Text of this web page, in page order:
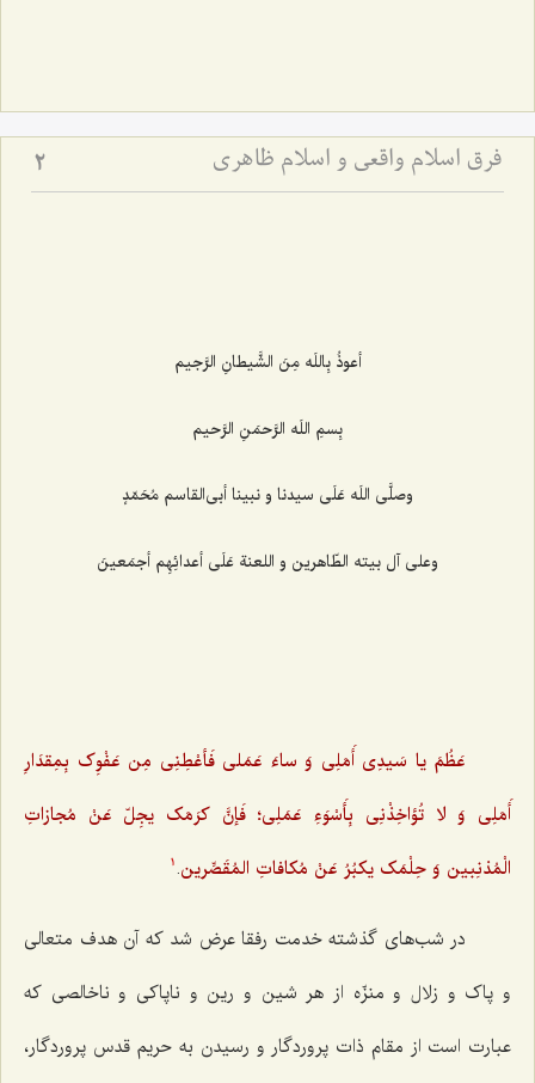
فرق اسلام واقعی و اسلام ظاهری 2
أعوذُ بِاللَه مِنَ الشَّیطانِ الرَّجیم‌
بِسمِ اللَه الرَّحمَنِ الرَّحیم‌
وصلَّى اللَه عَلَى سیدنا و نبینا أبى‌القاسم مُحَمّدٍ
وعلى آل بیته الطّاهرین و اللعنة عَلَى أعدائِهِم أجمَعینَ‌
عَظُمَ یا سَیدِى أَمَلِى وَ ساءَ عَمَلى فَأعْطِنِى مِن عَفْوِک بِمِقدَارِ
أَمَلِى وَ لا تُؤاخِذْنِى بِأَسْوَءِ عَمَلِى؛ فَإنَّ کرَمَک یجِلّ عَنْ مُجازاتِ
الْمُذنِبین وَ حِلْمَک یکبُرُ عَنْ مُکافاتِ المُقَصِّرین.
1
در شب‌های گذشته خدمت رفقا عرض شد که آن هدف متعالی
و پاک و زلال و منزّه از هر شین و رین و ناپاکی و ناخالصی که
عبارت است از مقام ذات پروردگار و رسیدن به حریم قدس پروردگار،